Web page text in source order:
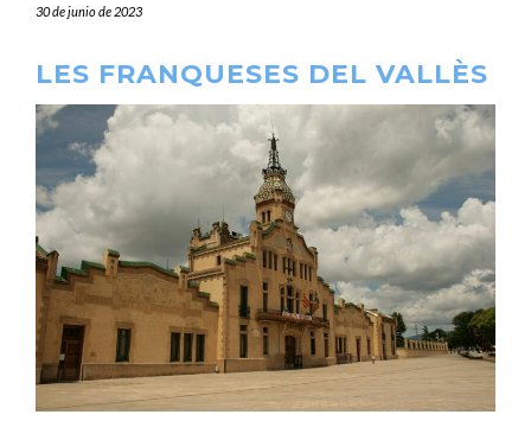
30 de junio de 2023
LES FRANQUESES DEL VALLÈS